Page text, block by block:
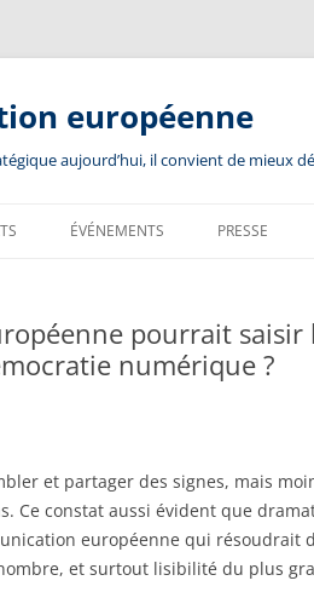
européenne
aujourd’hui, il convient de mieux
ÉVÉNEMENTS PRESSE
pourrait saisir
numérique ?
et partager des signes, mais
Ce constat aussi évident que
européenne qui résoudrait
et surtout lisibilité du plus